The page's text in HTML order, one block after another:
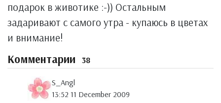
подарок в животике :-)) Остальным
задаривают с самого утра - купаюсь в цветах
и внимание!
Комментарии 38
S_Angl
13:52 11 December 2009